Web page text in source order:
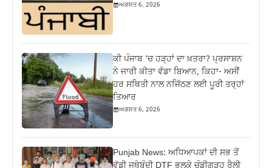
ਅਗਸਤ 6, 2026
ਕੀ ਪੰਜਾਬ ‘ਚ ਹੜ੍ਹਾਂ ਦਾ ਖ਼ਤਰਾ? ਪ੍ਰਸਾਸ਼ਨ
ਨੇ ਜਾਰੀ ਕੀਤਾ ਵੱਡਾ ਬਿਆਨ, ਕਿਹਾ- ਅਸੀਂ
ਹਰ ਸਥਿਤੀ ਨਾਲ ਨਜਿੱਠਣ ਲਈ ਪੂਰੀ ਤਰ੍ਹਾਂ
ਤਿਆਰ
ਅਗਸਤ 6, 2026
Punjab News: ਅਧਿਆਪਕਾਂ ਦੀ ਸਭ ਤੋਂ